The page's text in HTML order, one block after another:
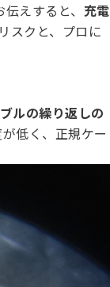
えすると、 充電
スクと、プロに
ルの繰り返しの
低く、正規ケー